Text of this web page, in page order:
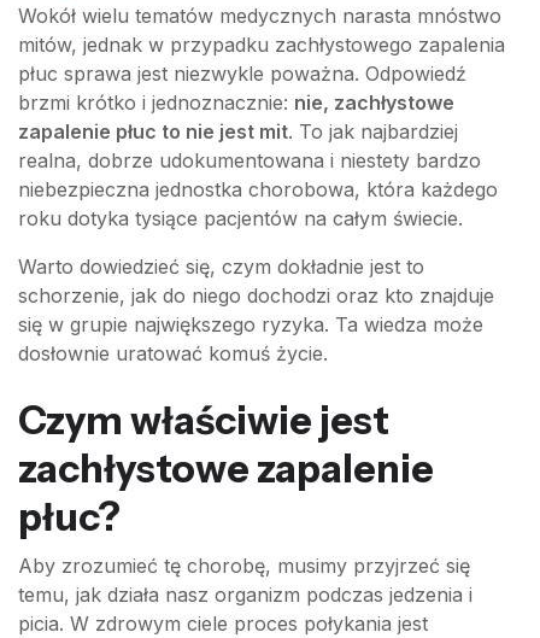
Wokół wielu tematów medycznych narasta mnóstwo
mitów, jednak w przypadku zachłystowego zapalenia
płuc sprawa jest niezwykle poważna. Odpowiedź
brzmi krótko i jednoznacznie: nie, zachłystowe
zapalenie płuc to nie jest mit. To jak najbardziej
realna, dobrze udokumentowana i niestety bardzo
niebezpieczna jednostka chorobowa, która każdego
roku dotyka tysiące pacjentów na całym świecie.
Warto dowiedzieć się, czym dokładnie jest to
schorzenie, jak do niego dochodzi oraz kto znajduje
się w grupie największego ryzyka. Ta wiedza może
dosłownie uratować komuś życie.
Czym właściwie jest
zachłystowe zapalenie
płuc?
Aby zrozumieć tę chorobę, musimy przyjrzeć się
temu, jak działa nasz organizm podczas jedzenia i
picia. W zdrowym ciele proces połykania jest